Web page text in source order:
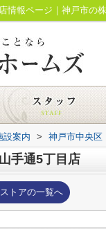
情報ページ｜神戸市の
設案内 > 神戸市中央区
手通5丁目店
トアの一覧へ